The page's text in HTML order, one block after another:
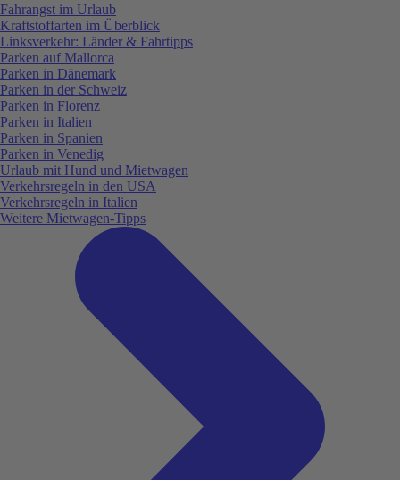
Fahrangst im Urlaub
Kraftstoffarten im Überblick
Linksverkehr: Länder & Fahrtipps
Parken auf Mallorca
Parken in Dänemark
Parken in der Schweiz
Parken in Florenz
Parken in Italien
Parken in Spanien
Parken in Venedig
Urlaub mit Hund und Mietwagen
Verkehrsregeln in den USA
Verkehrsregeln in Italien
Weitere Mietwagen-Tipps